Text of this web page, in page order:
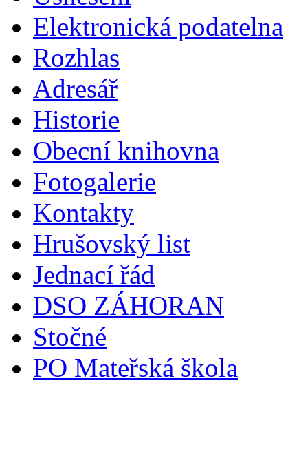
Elektronická podatelna
Rozhlas
Adresář
Historie
Obecní knihovna
Fotogalerie
Kontakty
Hrušovský list
Jednací řád
DSO ZÁHORAN
Stočné
PO Mateřská škola